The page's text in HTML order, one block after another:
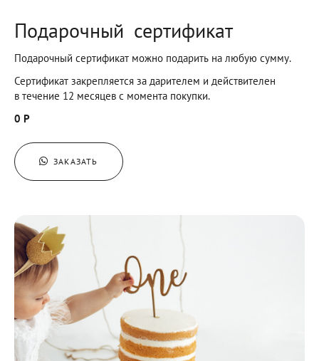
Подарочный сертификат
Подарочный сертификат можно подарить на любую сумму.
Сертификат закрепляется за дарителем и действителен
в течение 12 месяцев с момента покупки.
0 Р
ЗАКАЗАТЬ